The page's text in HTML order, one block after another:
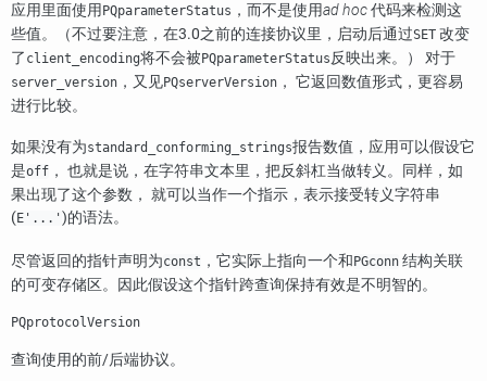
应用里面使用 PQparameterStatus ，而不是使用ad hoc代码来检测这
些值。（不过要注意，在3.0之前的连接协议里，启动后通过SET 改变
了 client_encoding将不会被 PQparameterStatus反映出来。） 对于
server_version ，又见PQserverVersion ， 它返回数值形式，更容易
进行比较。
如果没有为standard_conforming_strings报告数值，应用可以假设它
是off ， 也就是说，在字符串文本里，把反斜杠当做转义。同样，如
果出现了这个参数， 就可以当作一个指示，表示接受转义字符串
(E'...' )的语法。
尽管返回的指针声明为const ，它实际上指向一个和PGconn 结构关联
的可变存储区。因此假设这个指针跨查询保持有效是不明智的。
PQprotocolVersion
查询使用的前/后端协议。